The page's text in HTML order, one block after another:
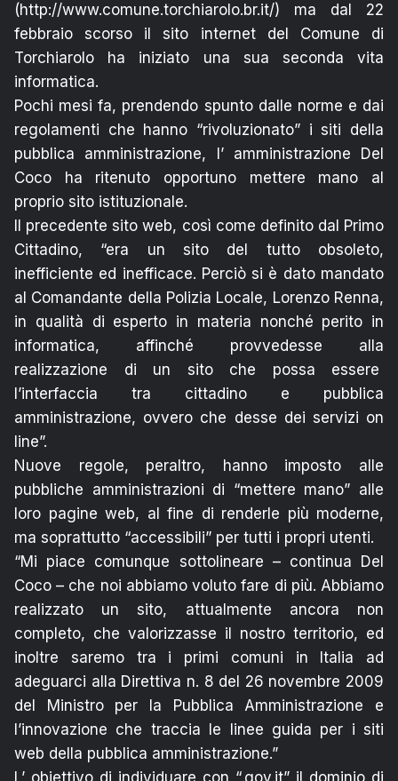
(http://www.comune.torchiarolo.br.it/) ma dal 22
febbraio scorso il sito internet del Comune di
Torchiarolo ha iniziato una sua seconda vita
informatica.
Pochi mesi fa, prendendo spunto dalle norme e dai
regolamenti che hanno “rivoluzionato” i siti della
pubblica amministrazione, l’ amministrazione Del
Coco ha ritenuto opportuno mettere mano al
proprio sito istituzionale.
Il precedente sito web, così come definito dal Primo
Cittadino, “era un sito del tutto obsoleto,
inefficiente ed inefficace. Perciò si è dato mandato
al Comandante della Polizia Locale, Lorenzo Renna,
in qualità di esperto in materia nonché perito in
informatica, affinché provvedesse alla
realizzazione di un sito che possa essere
l’interfaccia tra cittadino e pubblica
amministrazione, ovvero che desse dei servizi on
line”.
Nuove regole, peraltro, hanno imposto alle
pubbliche amministrazioni di “mettere mano” alle
loro pagine web, al fine di renderle più moderne,
ma soprattutto “accessibili” per tutti i propri utenti.
“Mi piace comunque sottolineare – continua Del
Coco – che noi abbiamo voluto fare di più. Abbiamo
realizzato un sito, attualmente ancora non
completo, che valorizzasse il nostro territorio, ed
inoltre saremo tra i primi comuni in Italia ad
adeguarci alla Direttiva n. 8 del 26 novembre 2009
del Ministro per la Pubblica Amministrazione e
l’innovazione che traccia le linee guida per i siti
web della pubblica amministrazione.”